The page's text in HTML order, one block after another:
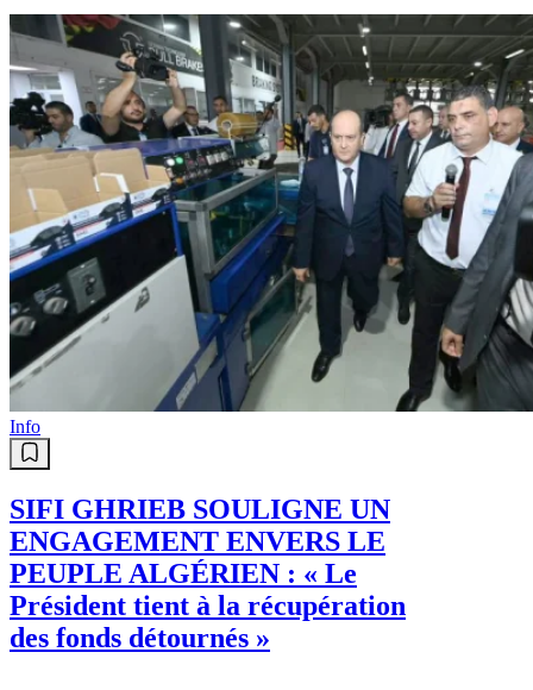
Info
SIFI GHRIEB SOULIGNE UN
ENGAGEMENT ENVERS LE
PEUPLE ALGÉRIEN : « Le
Président tient à la récupération
des fonds détournés »